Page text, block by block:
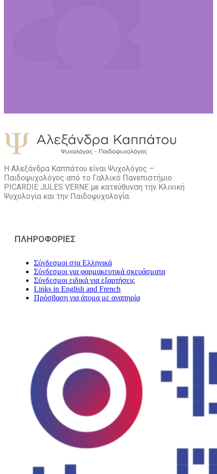
Η Αλεξάνδρα Καππάτου είναι Ψυχολόγος –
Παιδοψυχολόγος από το Γαλλικό Πανεπιστήμιο
PICARDIE JULES VERNE με κατεύθυνση την Kλινική
Ψυχολογία και την Παιδοψυχολογία.
ΠΛΗΡΟΦΟΡΙΕΣ
Σύνδεσμοι στα Ελληνικά
Σύνδεσμοι για φαρμακευτικά σκευάσματα
Σύνδεσμοι ειδικά για εξαρτήσεις
Links in English and French
Πρόσβαση για άτομα με αναπηρία